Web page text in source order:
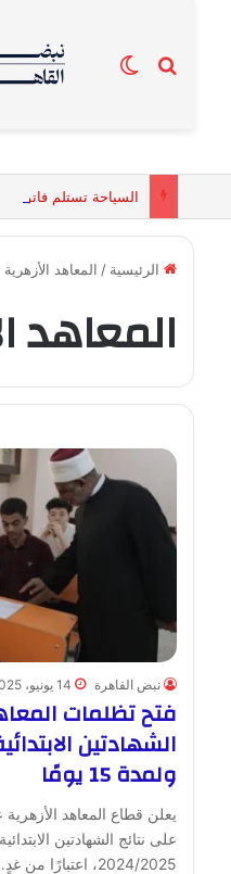
بحث عنالوضع المظلم
الرئيسية / المعاهد الأزهرية
المعاهد
نبض القاهرة 14 يونيو، 2025
فتح تظلمات
الشهادتين
ولمدة 15 يومًا
يعلن قطاع المعاهد
على نتائج الشهادتين
2024/2025، اعتبارًا من غدٍ…